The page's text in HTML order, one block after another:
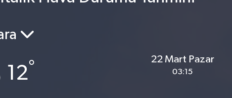
12°
22 Mart Pazar
03:15